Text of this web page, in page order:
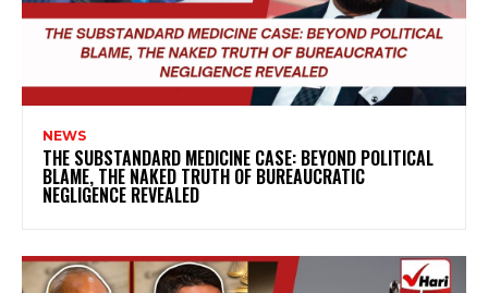
NEWS
THE SUBSTANDARD MEDICINE CASE: BEYOND POLITICAL
BLAME, THE NAKED TRUTH OF BUREAUCRATIC
NEGLIGENCE REVEALED